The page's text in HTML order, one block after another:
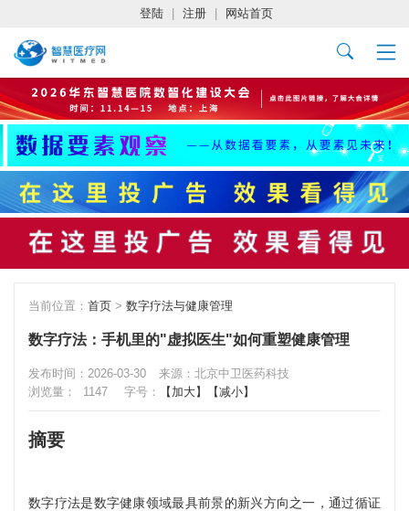
登陆 注册 网站首页
当前位置： 首页 > 数字疗法与健康管理
数字疗法：手机里的"虚拟医生"如何重塑健康管理
发布时间：2026-03-30
来源：北京中卫医药科技
浏览量：
1147 字号： 【加大】 【减小】
摘要
数字疗法是数字健康领域最具前景的新兴方向之一，通过循证